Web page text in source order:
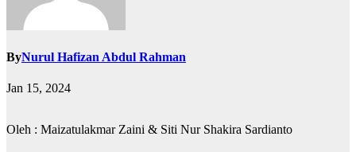
ByNurul Hafizan Abdul Rahman
Jan 15, 2024
Oleh : Maizatulakmar Zaini & Siti Nur Shakira Sardianto